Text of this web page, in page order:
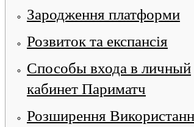
Зародження платформи
Розвиток та експансія
Способы входа в личный
кабинет Париматч
Розширення